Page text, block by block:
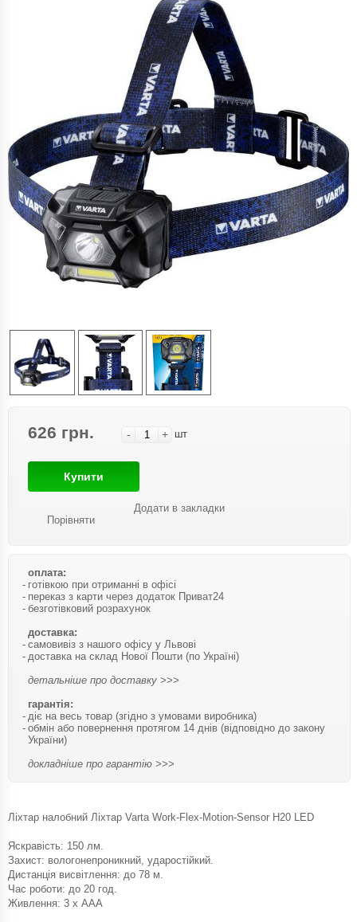
626 грн. - + шт
Купити
Порівняти
Додати в закладки
оплата:
готівкою при отриманні в офісі
переказ з карти через додаток Приват24
безготівковий розрахунок
доставка:
самовивіз з нашого офісу у Львові
доставка на склад Нової Пошти (по Україні)
детальніше про доставку >>>
гарантія:
діє на весь товар (згідно з умовами виробника)
обмін або повернення протягом 14 днів (відповідно до закону
України)
докладніше про гарантію >>>
Ліхтар налобний Ліхтар Varta Work-Flex-Motion-Sensor H20 LED
Яскравість: 150 лм.
Захист: вологонепроникний, ударостійкий.
Дистанція висвітлення: до 78 м.
Час роботи: до 20 год.
Живлення: 3 х ААА